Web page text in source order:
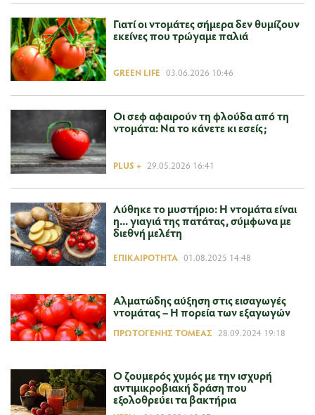
Γιατί οι ντομάτες σήμερα δεν θυμίζουν
εκείνες που τρώγαμε παλιά
GREEN LIFE 03.06.2026 10:46
Οι σεφ αφαιρούν τη φλούδα από τη
ντομάτα: Να το κάνετε κι εσείς;
PLUS + 29.05.2026 16:41
Λύθηκε το μυστήριο: Η ντομάτα είναι
η... γιαγιά της πατάτας, σύμφωνα με
διεθνή μελέτη
ΕΠΙΚΑΙΡΌΤΗΤΑ 01.08.2025 14:48
Αλματώδης αύξηση στις εισαγωγές
ντομάτας – Η πορεία των εξαγωγών
ΠΡΩΤΟΓΕΝΉΣ ΤΟΜΈΑΣ 28.09.2024 19:18
Ο ζουμερός χυμός με την ισχυρή
αντιμικροβιακή δράση που
εξολοθρεύει τα βακτήρια